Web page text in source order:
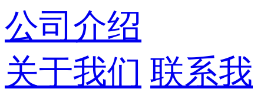
公司介绍
关于我们 联系我